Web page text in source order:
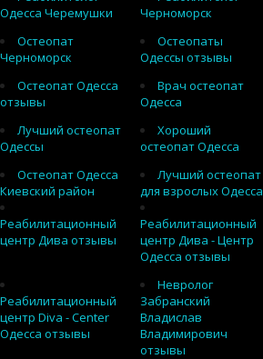
Одесса Черемушки
Черноморск
Остеопат
Черноморск
Остеопаты
Одессы отзывы
Остеопат Одесса
отзывы
Врач остеопат
Одесса
Лучший остеопат
Одессы
Хороший
остеопат Одесса
Остеопат Одесса
Киевский район
Лучший остеопат
для взрослых Одесса
Реабилитационный
центр Дива отзывы
Реабилитационный
центр Дива - Центр
Одесса отзывы
Реабилитационный
центр Diva - Center
Одесса отзывы
Невролог
Забранский
Владислав
Владимирович
отзывы